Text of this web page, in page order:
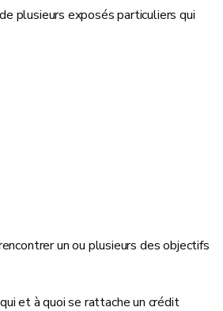
plusieurs exposés particuliers qui
un ou plusieurs des objectifs
et à quoi se rattache un crédit